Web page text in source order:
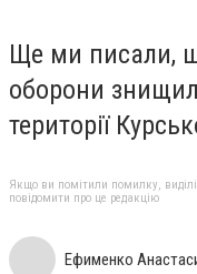
Ще ми писали,
оборони
території
Якщо ви помітили помилку,
повідомити про це редакцію
Ефименко